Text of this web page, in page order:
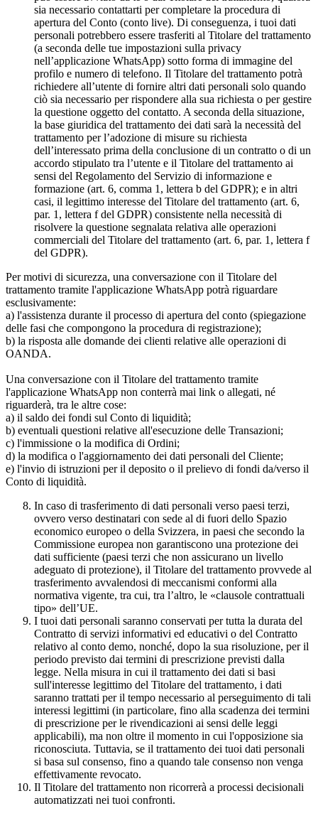
sia necessario contattarti per completare la procedura di
apertura del Conto (conto live). Di conseguenza, i tuoi dati
personali potrebbero essere trasferiti al Titolare del trattamento
(a seconda delle tue impostazioni sulla privacy
nell’applicazione WhatsApp) sotto forma di immagine del
profilo e numero di telefono. Il Titolare del trattamento potrà
richiedere all’utente di fornire altri dati personali solo quando
ciò sia necessario per rispondere alla sua richiesta o per gestire
la questione oggetto del contatto. A seconda della situazione,
la base giuridica del trattamento dei dati sarà la necessità del
trattamento per l’adozione di misure su richiesta
dell’interessato prima della conclusione di un contratto o di un
accordo stipulato tra l’utente e il Titolare del trattamento ai
sensi del Regolamento del Servizio di informazione e
formazione (art. 6, comma 1, lettera b del GDPR); e in altri
casi, il legittimo interesse del Titolare del trattamento (art. 6,
par. 1, lettera f del GDPR) consistente nella necessità di
risolvere la questione segnalata relativa alle operazioni
commerciali del Titolare del trattamento (art. 6, par. 1, lettera f
del GDPR).
Per motivi di sicurezza, una conversazione con il Titolare del
trattamento tramite l'applicazione WhatsApp potrà riguardare
esclusivamente:
a) l'assistenza durante il processo di apertura del conto (spiegazione
delle fasi che compongono la procedura di registrazione);
b) la risposta alle domande dei clienti relative alle operazioni di
OANDA.
Una conversazione con il Titolare del trattamento tramite
l'applicazione WhatsApp non conterrà mai link o allegati, né
riguarderà, tra le altre cose:
a) il saldo dei fondi sul Conto di liquidità;
b) eventuali questioni relative all'esecuzione delle Transazioni;
c) l'immissione o la modifica di Ordini;
d) la modifica o l'aggiornamento dei dati personali del Cliente;
e) l'invio di istruzioni per il deposito o il prelievo di fondi da/verso il
Conto di liquidità.
In caso di trasferimento di dati personali verso paesi terzi,
ovvero verso destinatari con sede al di fuori dello Spazio
economico europeo o della Svizzera, in paesi che secondo la
Commissione europea non garantiscono una protezione dei
dati sufficiente (paesi terzi che non assicurano un livello
adeguato di protezione), il Titolare del trattamento provvede al
trasferimento avvalendosi di meccanismi conformi alla
normativa vigente, tra cui, tra l’altro, le «clausole contrattuali
tipo» dell’UE.
I tuoi dati personali saranno conservati per tutta la durata del
Contratto di servizi informativi ed educativi o del Contratto
relativo al conto demo, nonché, dopo la sua risoluzione, per il
periodo previsto dai termini di prescrizione previsti dalla
legge. Nella misura in cui il trattamento dei dati si basi
sull'interesse legittimo del Titolare del trattamento, i dati
saranno trattati per il tempo necessario al perseguimento di tali
interessi legittimi (in particolare, fino alla scadenza dei termini
di prescrizione per le rivendicazioni ai sensi delle leggi
applicabili), ma non oltre il momento in cui l'opposizione sia
riconosciuta. Tuttavia, se il trattamento dei tuoi dati personali
si basa sul consenso, fino a quando tale consenso non venga
effettivamente revocato.
Il Titolare del trattamento non ricorrerà a processi decisionali
automatizzati nei tuoi confronti.